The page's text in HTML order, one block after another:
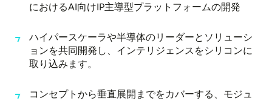
におけるAI向けIP主導型プラットフォームの開発
ハイパースケーラや半導体のリーダーとソリューシ
ョンを共同開発し、インテリジェンスをシリコンに
取り込みます。
コンセプトから垂直展開までをカバーする、モジュ